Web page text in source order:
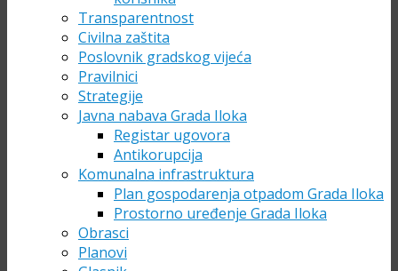
Transparentnost
Civilna zaštita
Poslovnik gradskog vijeća
Pravilnici
Strategije
Javna nabava Grada Iloka
Registar ugovora
Antikorupcija
Komunalna infrastruktura
Plan gospodarenja otpadom Grada Iloka
Prostorno uređenje Grada Iloka
Obrasci
Planovi